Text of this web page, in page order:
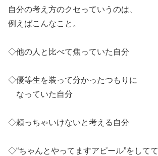
自分の考え方のクセっていうのは、
例えばこんなこと。
◇他の人と比べて焦っていた自分
◇優等生を装って分かったつもりに
なっていた自分
◇頼っちゃいけないと考える自分
◇“ちゃんとやってますアピール”をしてて